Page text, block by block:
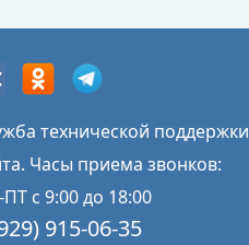
технической поддержки
Часы приема звонков:
с 9:00 до 18:00
915-06-35